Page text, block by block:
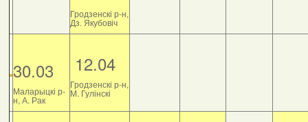
Гродзенскі р-н,
Дз. Якубовіч
30.03
Маларыцкі р-
н, А. Рак
12.04
Гродзенскі р-н,
М. Гулінскі